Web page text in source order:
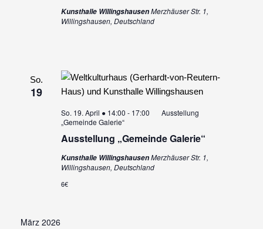
Kunsthalle WillingshausenMerzhäuser Str. 1,
Willingshausen, Deutschland
So.
19
Ausstellung „Gemeinde Galerie“
So. 19. April ● 14:00 - 17:00
Ausstellung
„Gemeinde Galerie“
Kunsthalle WillingshausenMerzhäuser Str. 1,
Willingshausen, Deutschland
6€
März 2026